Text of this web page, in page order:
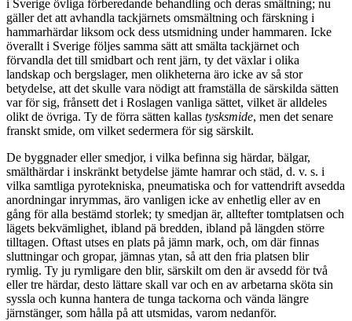
i Sverige övliga förberedande behandling och deras smältning; nu
gäller det att avhandla tackjärnets omsmältning och färskning i
hammarhärdar liksom ock dess utsmidning under hammaren. Icke
överallt i Sverige följes samma sätt att smälta tackjärnet och
förvandla det till smidbart och rent järn, ty det växlar i olika
landskap och bergslager, men olikheterna äro icke av så stor
betydelse, att det skulle vara nödigt att framställa de särskilda sätten
var för sig, frånsett det i Roslagen vanliga sättet, vilket är alldeles
olikt de övriga. Ty de förra sätten kallas tysksmide, men det senare
franskt smide, om vilket sedermera för sig särskilt.
De byggnader eller smedjor, i vilka befinna sig härdar, bälgar,
smälthärdar i inskränkt betydelse jämte hamrar och städ, d. v. s. i
vilka samtliga pyrotekniska, pneumatiska och for vattendrift avsedda
anordningar inrymmas, äro vanligen icke av enhetlig eller av en
gång för alla bestämd storlek; ty smedjan är, alltefter tomtplatsen och
lägets bekvämlighet, ibland pä bredden, ibland på längden större
tilltagen. Oftast utses en plats på jämn mark, och, om där finnas
sluttningar och gropar, jämnas ytan, så att den fria platsen blir
rymlig. Ty ju rymligare den blir, särskilt om den är avsedd för två
eller tre härdar, desto lättare skall var och en av arbetarna sköta sin
syssla och kunna hantera de tunga tackorna och vända längre
järnstänger, som hålla på att utsmidas, varom nedanför.